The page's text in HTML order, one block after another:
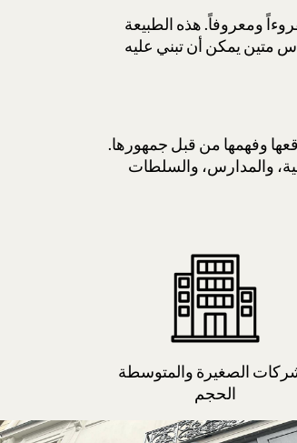
ومعروفاً. هذه الطبيعة
متين يمكن أن تبني عليه
وفهمها من قبل جمهورها.
والمدارس، والسلطات
الصغيرة والمتوسطة
الحجم